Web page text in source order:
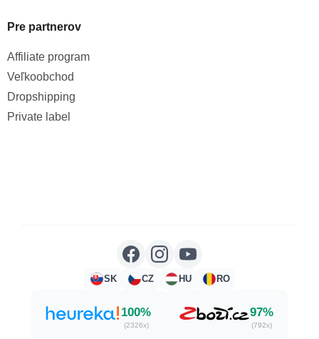
Pre partnerov
Affiliate program
Veľkoobchod
Dropshipping
Private label
SK CZ HU RO
100%
(2326x)
97%
(792x)